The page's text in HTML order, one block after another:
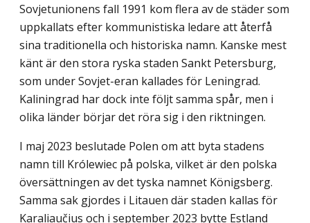
Sovjetunionens fall 1991 kom flera av de städer som
uppkallats efter kommunistiska ledare att återfå
sina traditionella och historiska namn. Kanske mest
känt är den stora ryska staden Sankt Petersburg,
som under Sovjet-eran kallades för Leningrad.
Kaliningrad har dock inte följt samma spår, men i
olika länder börjar det röra sig i den riktningen.
I maj 2023 beslutade Polen om att byta stadens
namn till Królewiec på polska, vilket är den polska
översättningen av det tyska namnet Königsberg.
Samma sak gjordes i Litauen där staden kallas för
Karaliaučius och i september 2023 bytte Estland